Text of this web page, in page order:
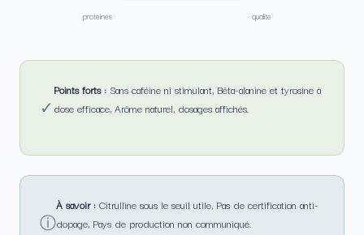
qualite
proteines
✓
Points forts : Sans caféine ni stimulant, Bêta-alanine et tyrosine à
dose efficace, Arôme naturel, dosages affichés.
ⓘ
À savoir : Citrulline sous le seuil utile, Pas de certification anti-
dopage, Pays de production non communiqué.